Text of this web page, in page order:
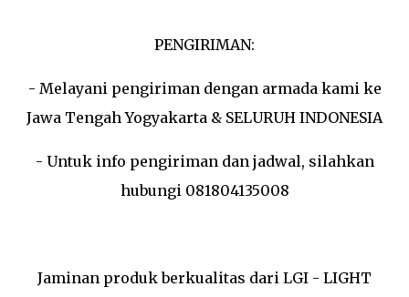
PENGIRIMAN:
- Melayani pengiriman dengan armada kami ke
Jawa Tengah Yogyakarta & SELURUH INDONESIA
- Untuk info pengiriman dan jadwal, silahkan
hubungi 081804135008
Jaminan produk berkualitas dari LGI - LIGHT